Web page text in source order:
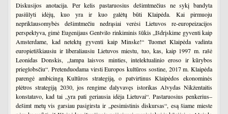
Diskusijos anotacija. Per kelis pastaruosius dešimtmečius ne sykį bandyta
pasiūlyti idėjų, kuo yra ir kuo galėtų būti Klaipėda. Kai pirmuoju
nepriklausomybės dešimtmečiu nedrąsiai verėsi Lietuvos re-europeizacijos
perspektyva, gimė Eugenijaus Gentvilo rinkiminis šūkis „Išdrįskime gyventi kaip
Amsterdame, kad netektų gyventi kaip Minske!“ Tuomet Klaipėda vadinta
europietiškiausiu ir liberaliausiu Lietuvos miestu, tuo, kas, kaip 1997 m. rašė
Leonidas Donskis, „tampa laisvos minties, intelektualinio eroso ir kūrybos
prieglobsčiu“. Pretenduodama virsti Europos kultūros sostine, 2017 m. Klaipėda
parengė ambicingą Kultūros strategiją, o patvirtinus Klaipėdos ekonominės
plėtros strategiją 2030, jos rengime dalyvavęs istorikas Alvydas Nikžentaitis
konstatavo, kad tai „yra pati geriausia idėja Lietuvai“. Pastaruosius penkerius–
dešimt metų vis garsiau pasigirsta ir „pesimistinis diskursas“, esą šiame mieste